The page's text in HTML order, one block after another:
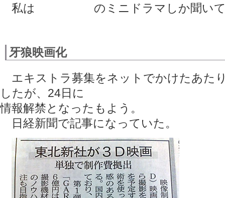
私は
のミニドラマしか聞い
牙狼映画化
エキストラ募集をネットでかけたあた
したが、24日に
情報解禁となったもよう。
日経新聞で記事になっていた。